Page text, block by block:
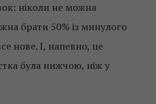
ніколи не можна
брати 50% із минулого
нове. І, напевно, це
була нижчою, ніж у